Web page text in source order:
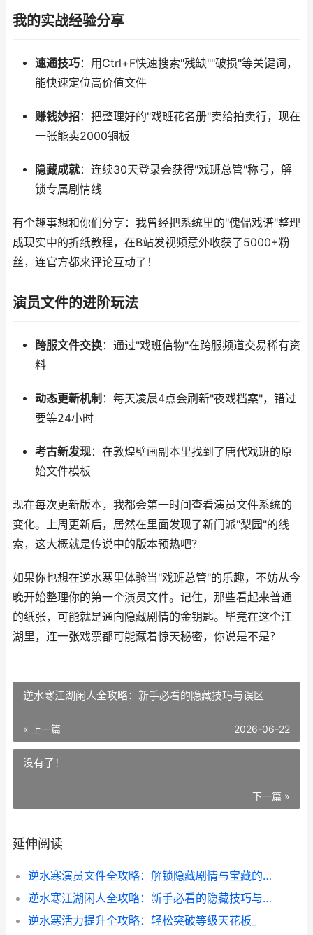
我的实战经验分享
速通技巧：用Ctrl+F快速搜索"残缺""破损"等关键词，
能快速定位高价值文件
赚钱妙招：把整理好的"戏班花名册"卖给拍卖行，现在
一张能卖2000铜板
隐藏成就：连续30天登录会获得"戏班总管"称号，解
锁专属剧情线
有个趣事想和你们分享：我曾经把系统里的"傀儡戏谱"整理
成现实中的折纸教程，在B站发视频意外收获了5000+粉
丝，连官方都来评论互动了！
演员文件的进阶玩法
跨服文件交换：通过"戏班信物"在跨服频道交易稀有资
料
动态更新机制 ：每天凌晨4点会刷新"夜戏档案"，错过
要等24小时
考古新发现：在敦煌壁画副本里找到了唐代戏班的原
始文件模板
现在每次更新版本，我都会第一时间查看演员文件系统的
变化。上周更新后，居然在里面发现了新门派"梨园"的线
索，这大概就是传说中的版本预热吧？
如果你也想在逆水寒里体验当"戏班总管"的乐趣，不妨从今
晚开始整理你的第一个演员文件。记住，那些看起来普通
的纸张，可能就是通向隐藏剧情的金钥匙。毕竟在这个江
湖里，连一张戏票都可能藏着惊天秘密，你说是不是？
逆水寒江湖闲人全攻略：新手必看的隐藏技巧与误区
« 上一篇 2026-06-22
没有了！
下一篇 »
延伸阅读
逆水寒演员文件全攻略：解锁隐藏剧情与宝藏的秘密
逆水寒江湖闲人全攻略：新手必看的隐藏技巧与误区
逆水寒活力提升全攻略：轻松突破等级天花板_